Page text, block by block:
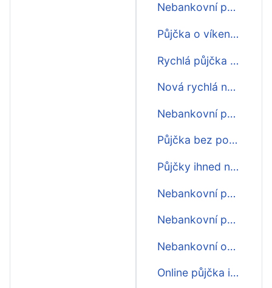
Nebankovní půjčky ihned bez poplatku
Půjčka o víkendu ihned
Rychlá půjčka před výplatou ihned na účet
Nová rychlá nebankovní půjčka ihned
Nebankovní půjčky ihned na účet 100000
Půjčka bez poplatku ihned na účet
Půjčky ihned na občanku
Nebankovní půjčka online ihned na účet
Nebankovní půjčka ihned bez ručitele
Nebankovní okamžité půjčky zdarma ihned
Online půjčka ihned 500000